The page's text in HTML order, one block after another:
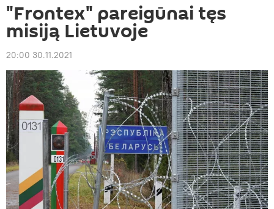
"Frontex" pareigūnai tęs
misiją Lietuvoje
20:00 30.11.2021